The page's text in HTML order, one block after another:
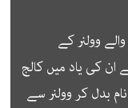
وولنر کے
ان کی یاد میں کالج
نام بدل کر وولنر سے